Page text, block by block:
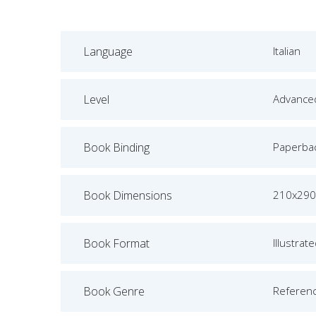
Language Italian
Level
Book Binding
Book Dimensions 210x290
Book Format
Book Genre